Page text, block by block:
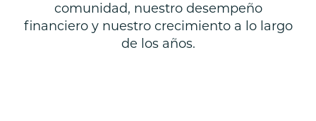
comunidad, nuestro desempeño
financiero y nuestro crecimiento a lo largo
de los años.